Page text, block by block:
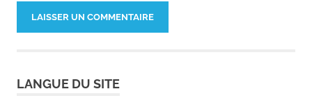
LANGUE DU SITE